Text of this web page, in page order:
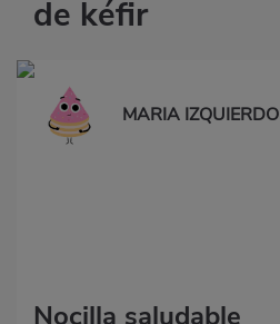
de kéfir
MARIA IZQUIERDO
Nocilla saludable